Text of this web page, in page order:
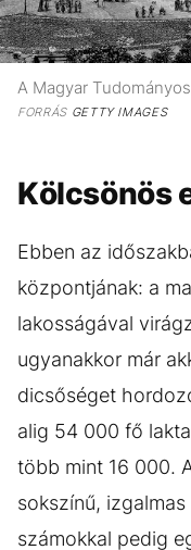
A Magyar
FORRÁSGETTY IMAGES
Kölcsönös
Ebben az
központjának: a
lakosságával
ugyanakkor már
dicsőséget
alig 54 000 fő
több mint 16 000.
sokszínű,
számokkal pedig